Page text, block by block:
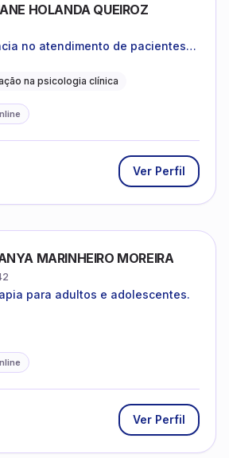
HOLANDA QUEIROZ
no atendimento de pacientes
e comportamentos
na psicologia clínica
Ver Perfil
MARINHEIRO MOREIRA
para adultos e adolescentes.
Ver Perfil